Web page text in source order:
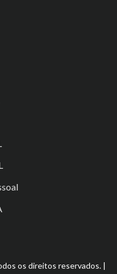
os direitos reservados. |